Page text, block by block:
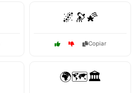
🌌🔭🌠
Copiar
🌍🗺️🏛️